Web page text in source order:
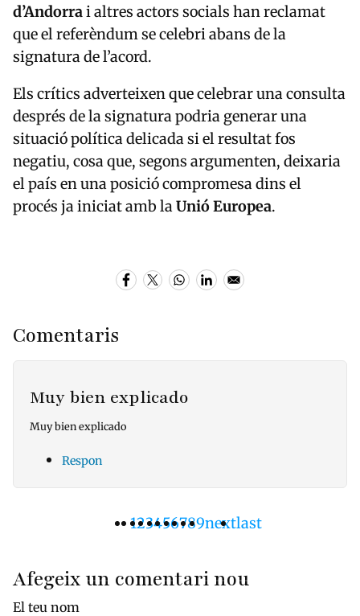
que el referèndum se celebri abans de la
signatura de l’acord.
Els crítics adverteixen que celebrar una consulta
després de la signatura podria generar una
situació política delicada si el resultat fos
negatiu, cosa que, segons argumenten, deixaria
el país en una posició compromesa dins el
procés ja iniciat amb laUnió Europea.
Muy bien explicado
Respon
actual
següent
pàgina
El teu nom